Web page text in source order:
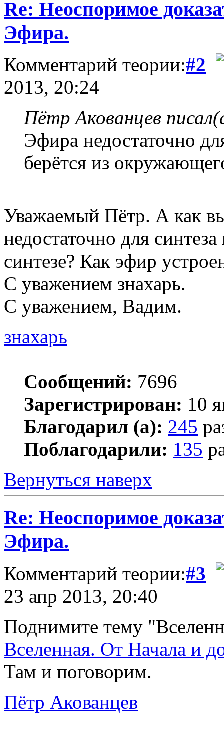
Re: Неоспоримое
Эфира.
Комментарий теории:#2
2013, 20:24
Пётр Акованцев
Эфира недостаточно
берётся из
Уважаемый Пётр. А как
недостаточно для
синтезе? Как эфир
С уважением знахарь.
С уважением, Вадим.
знахарь
Сообщений: 7696
Зарегистрирован: 10
Благодарил (а): 245
Поблагодарили: 135
Вернуться наверх
Re: Неоспоримое
Эфира.
Комментарий теории:#3
23 апр 2013, 20:40
Поднимите тему
Вселенная. От Начала и
Там и поговорим.
Пётр Акованцев